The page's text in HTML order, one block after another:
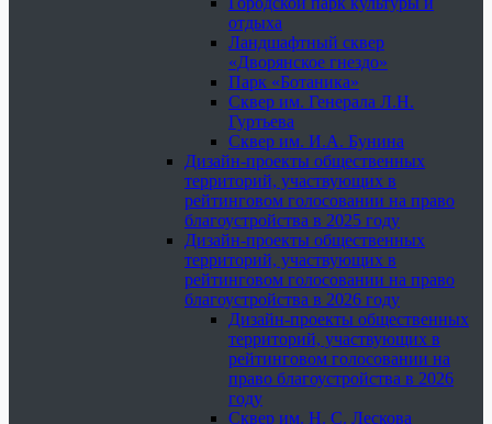
отдыха
Ландшафтный сквер
«Дворянское гнездо»
Парк «Ботаника»
Сквер им. Генерала Л.Н.
Гуртьева
Сквер им. И.А. Бунина
Дизайн-проекты общественных
территорий, участвующих в
рейтинговом голосовании на право
благоустройства в 2025 году
Дизайн-проекты общественных
территорий, участвующих в
рейтинговом голосовании на право
благоустройства в 2026 году
Дизайн-проекты общественных
территорий, участвующих в
рейтинговом голосовании на
право благоустройства в 2026
году
Сквер им. Н. С. Лескова